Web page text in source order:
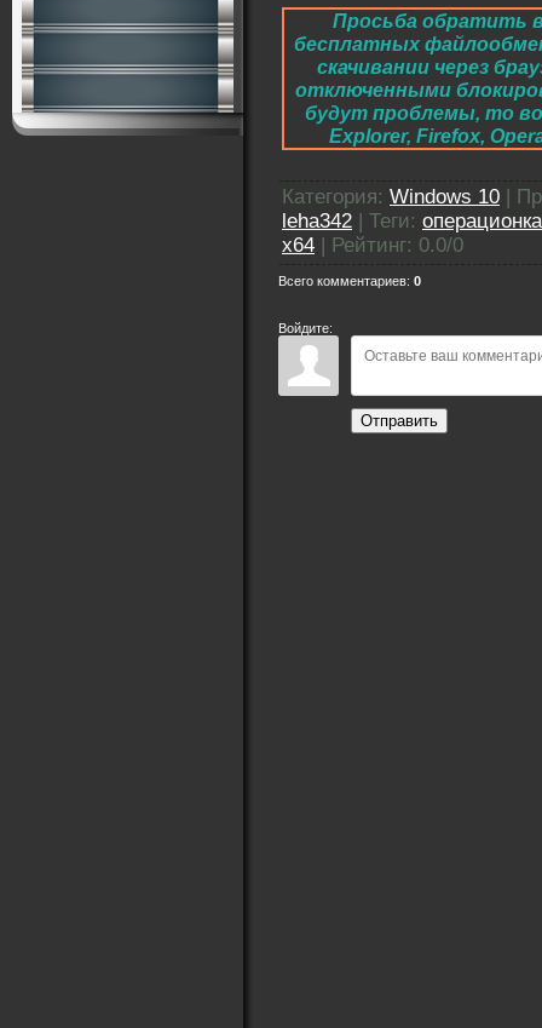
Просьба обратить
бесплатных
скачивании через
отключенными
будут проблемы, то
Explorer, Firefox,
Категория: Windows 10
leha342
Теги: операционка
x64
Рейтинг: 0.0/0
Всего комментариев: 0
Войдите:
Отправить